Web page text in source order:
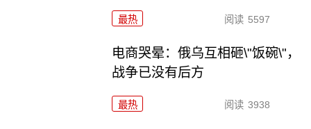
最热 阅读 5597
电商哭晕：俄乌互相砸\"饭碗\"，
战争已没有后方
最热 阅读 3938